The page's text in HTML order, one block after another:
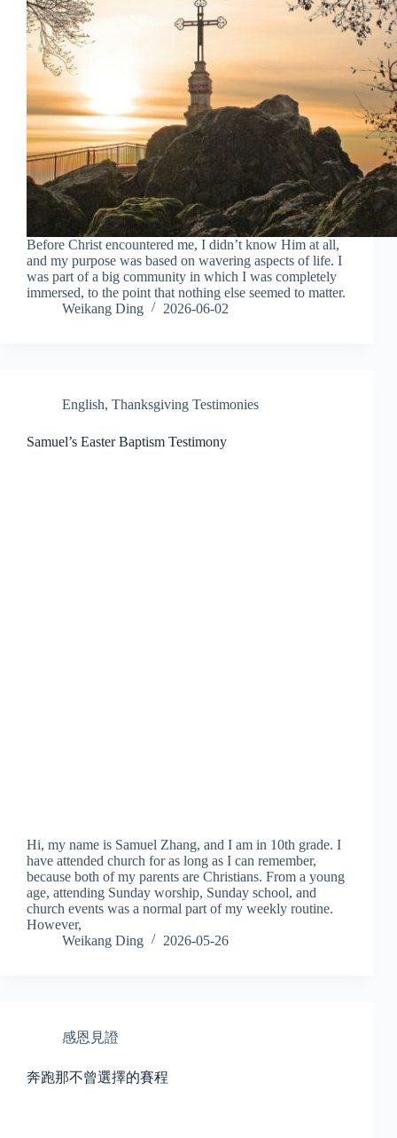
Before Christ encountered me, I didn’t know Him at all,
and my purpose was based on wavering aspects of life. I
was part of a big community in which I was completely
immersed, to the point that nothing else seemed to matter.
Weikang Ding
2026-06-02
English, Thanksgiving Testimonies
Samuel’s Easter Baptism Testimony
Hi, my name is Samuel Zhang, and I am in 10th grade. I
have attended church for as long as I can remember,
because both of my parents are Christians. From a young
age, attending Sunday worship, Sunday school, and
church events was a normal part of my weekly routine.
However,
Weikang Ding
2026-05-26
感恩見證
奔跑那不曾選擇的賽程